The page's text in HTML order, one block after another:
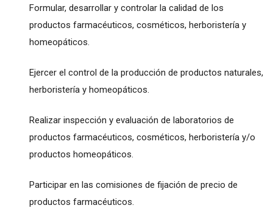
Formular, desarrollar y controlar la calidad de los
productos farmacéuticos, cosméticos, herboristería y
homeopáticos.
Ejercer el control de la producción de productos naturales,
herboristería y homeopáticos.
Realizar inspección y evaluación de laboratorios de
productos farmacéuticos, cosméticos, herboristería y/o
productos homeopáticos.
Participar en las comisiones de fijación de precio de
productos farmacéuticos.